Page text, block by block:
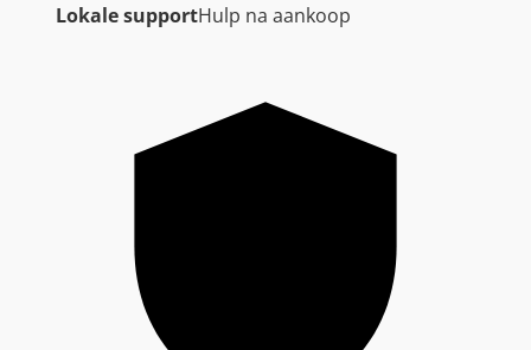
Lokale supportHulp na aankoop